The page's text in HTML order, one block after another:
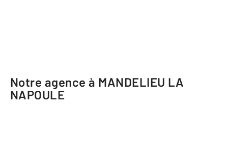
Notre agence à MANDELIEU LA
NAPOULE